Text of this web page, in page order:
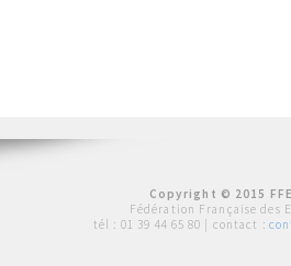
Copyright © 2015
Fédération Française des
tél : 01 39 44 65 80 | contact :